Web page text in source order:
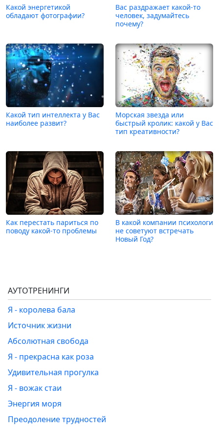
Какой энергетикой
обладают фотографии?
Вас раздражает какой-то
человек, задумайтесь
почему?
Какой тип интеллекта у Вас
наиболее развит?
Морская звезда или
быстрый кролик: какой у Вас
тип креативности?
Как перестать париться по
поводу какой-то проблемы
В какой компании психологи
не советуют встречать
Новый Год?
АУТОТРЕНИНГИ
Я - королева бала
Источник жизни
Абсолютная свобода
Я - прекрасна как роза
Удивительная прогулка
Я - вожак стаи
Энергия моря
Преодоление трудностей